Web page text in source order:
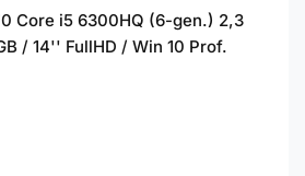
Core i5 6300HQ (6-gen.) 2,3
/ 14'' FullHD / Win 10 Prof.